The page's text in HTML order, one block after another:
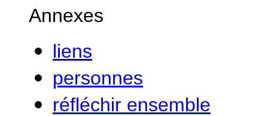
Annexes
liens
personnes
réfléchir ensemble